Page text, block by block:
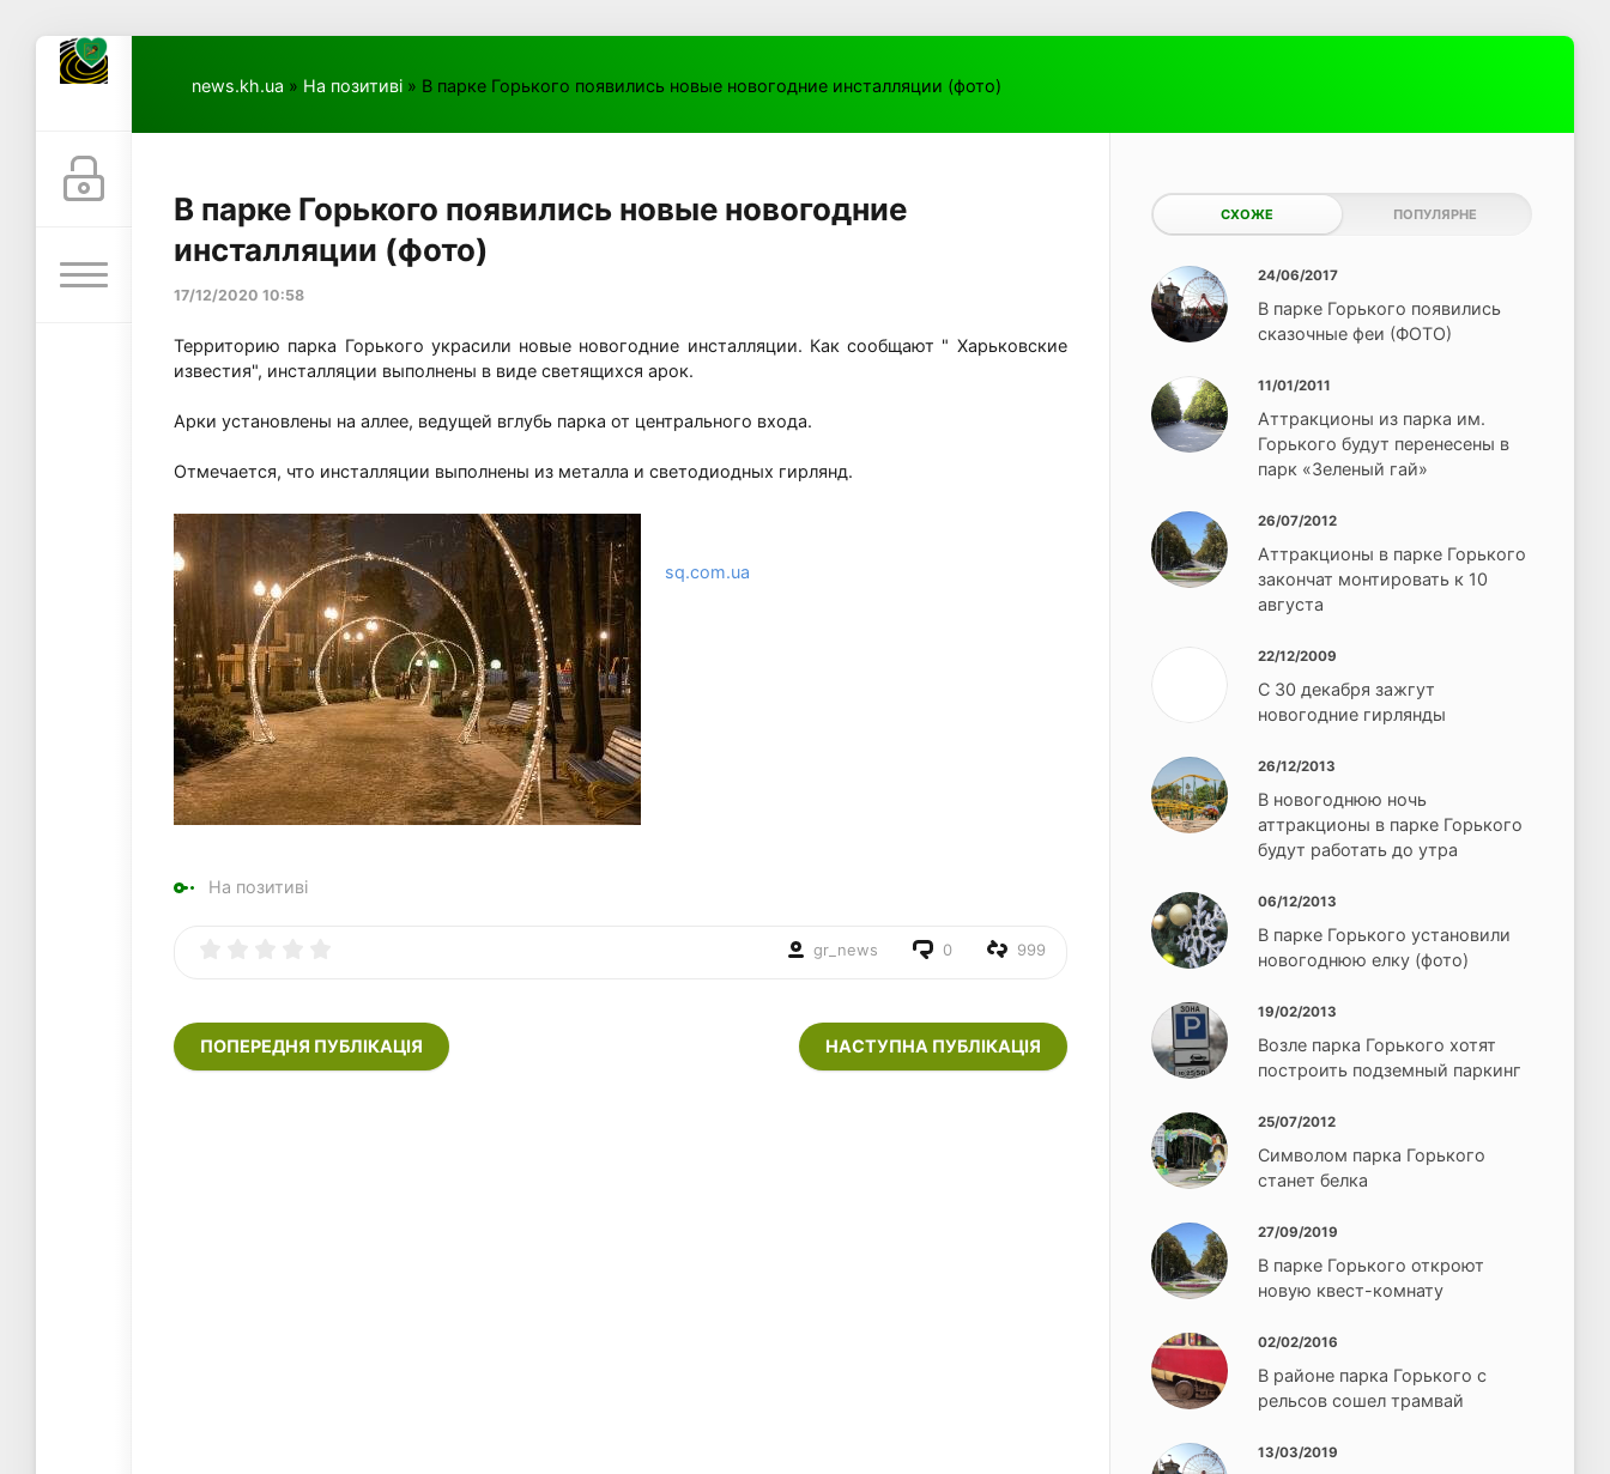
news.kh.ua » На позитиві » В парке Горького появились новые новогодние инсталляции (фото)
В парке Горького появились новые новогодние
инсталляции (фото)
17/12/2020 10:58
Территорию парка Горького украсили новые новогодние инсталляции. Как сообщают " Харьковские
известия", инсталляции выполнены в виде светящихся арок.
Арки установлены на аллее, ведущей вглубь парка от центрального входа.
Отмечается, что инсталляции выполнены из металла и светодиодных гирлянд.
sq.com.ua
На позитиві
gr_news 0 999
ПОПЕРЕДНЯ ПУБЛІКАЦІЯ НАСТУПНА ПУБЛІКАЦІЯ
СХОЖЕ ПОПУЛЯРНЕ
24/06/2017
В парке Горького появились
сказочные феи (ФОТО)
11/01/2011
Аттракционы из парка им.
Горького будут перенесены в
парк «Зеленый гай»
26/07/2012
Аттракционы в парке Горького
закончат монтировать к 10
августа
22/12/2009
С 30 декабря зажгут
новогодние гирлянды
26/12/2013
В новогоднюю ночь
аттракционы в парке Горького
будут работать до утра
06/12/2013
В парке Горького установили
новогоднюю елку (фото)
19/02/2013
Возле парка Горького хотят
построить подземный паркинг
25/07/2012
Символом парка Горького
станет белка
27/09/2019
В парке Горького откроют
новую квест-комнату
02/02/2016
В районе парка Горького с
рельсов сошел трамвай
13/03/2019